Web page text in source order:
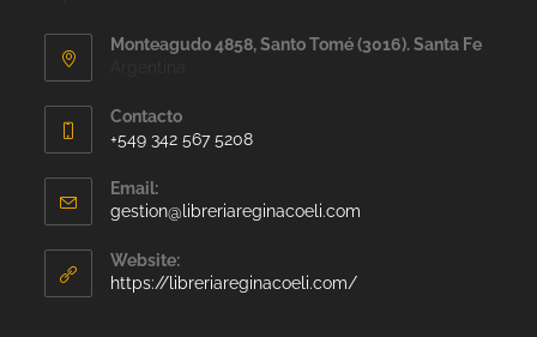
Monteagudo 4858, Santo Tomé (3016). Santa Fe
Contacto
+549 342 567 5208
Email:
gestion@libreriareginacoeli.com
Website:
https://libreriareginacoeli.com/